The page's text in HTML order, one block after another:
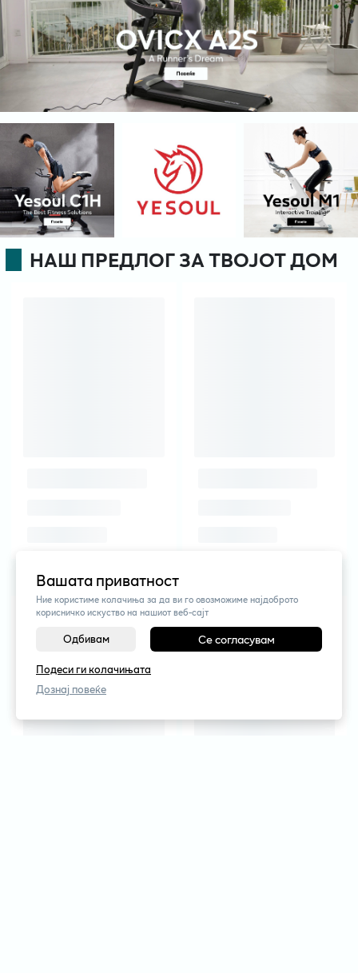
Вашата приватност
Ние користиме колачиња за да ви го овозможиме најдоброто
корисничко искуство на нашиот веб-сајт
Одбивам Се согласувам
Подеси ги колачињата
Дознај повеќе
НАШ ПРЕДЛОГ ЗА ТВОЈОТ ДОМ